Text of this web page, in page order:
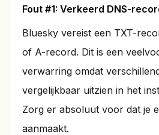
Fout #1: Verkeerd DNS-
Bluesky vereist een TXT-
of A-record. Dit is een
verwarring omdat
vergelijkbaar uitzien in het
Zorg er absoluut voor dat je
aanmaakt.